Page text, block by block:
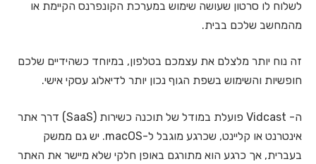
לשלוח לו סרטון שעושה שימוש במערכת הקונפרנס הקיימת או
מהמחשב שלכם בבית.
זה נוח יותר מלצלם את עצמכם בטלפון, במיוחד כשהידיים שלכם
חופשיות והשימוש בשפת הגוף נכון יותר לדיאלוג עסקי אישי.
ה- Vidcast פועלת במודל של תוכנה כשירות (SaaS) דרך אתר
אינטרנט או קליינט, שכרגע מוגבל ל-macOS. יש גם ממשק
בעברית, אך כרגע הוא מתורגם באופן חלקי שלא מיישר את האתר